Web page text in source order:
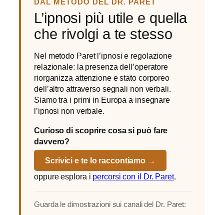
DAL METODO DEL DR. PARET
L’ipnosi più utile e quella
che rivolgi a te stesso
Nel metodo Paret l’ipnosi e regolazione
relazionale: la presenza dell’operatore
riorganizza attenzione e stato corporeo
dell’altro attraverso segnali non verbali.
Siamo tra i primi in Europa a insegnare
l’ipnosi non verbale.
Curioso di scoprire cosa si può fare
davvero?
Scrivici e te lo raccontiamo →
oppure esplora i percorsi con il Dr. Paret.
Guarda le dimostrazioni sui canali del Dr. Paret: